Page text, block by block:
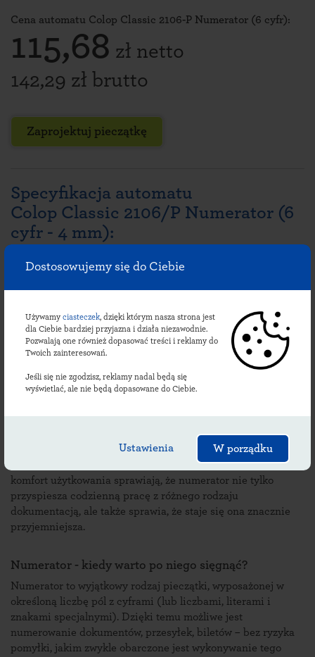
Dostosowujemy się do Ciebie
Używamy ciasteczek, dzięki którym nasza strona jest
dla Ciebie bardziej przyjazna i działa niezawodnie.
Pozwalają one również dopasować treści i reklamy do
Twoich zainteresowań.
Jeśli się nie zgodzisz, reklamy nadal będą się
wyświetlać, ale nie będą dopasowane do Ciebie.
Ustawienia W porządku
Cena automatu Colop Classic 2106-P Numerator (6 cyfr):
115,68 zł netto
142,29 zł brutto
Zaprojektuj pieczątkę
Specyfikacja automatu
Colop Classic 2106/P Numerator (6
cyfr - 4 mm):
Wymiary odbicia: 41 x 24 mm
Wymiary numeru (wysokość):4 mm, 6 pozycji liczb
Kolor obudowy: chromowane elementy metalowe + czarne
i czerwone plastiki
Kolory tuszu:czarny, czerwony, niebieski, zielony, fioletowy
Numerator 2106/P z wyjątkowej serii Colop Classic to
automat, którego nie może zabraknąć w żadnym biurze!
Dlaczego? Prostota wykonania, najwyższa jakość
wykorzystanych materiałów, niezwykła funkcjonalność i
komfort użytkowania sprawiają, że numerator nie tylko
przyspiesza codzienną pracę z różnego rodzaju
dokumentacją, ale także sprawia, że staje się ona znacznie
przyjemniejsza.
Numerator - kiedy warto po niego sięgnąć?
Numerator to wyjątkowy rodzaj pieczątki, wyposażonej w
określoną liczbę pól z cyframi (lub liczbami, literami i
znakami specjalnymi). Dzięki temu możliwe jest
numerowanie dokumentów, przesyłek, biletów – bez ryzyka
pomyłki, jakim zwykle obarczone jest wykonywanie tego